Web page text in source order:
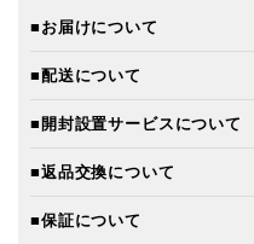
■お届けについて
■配送について
■開封設置サービスについて
■返品交換について
■保証について